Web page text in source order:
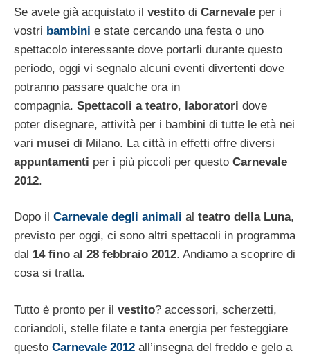
Se avete già acquistato il vestito di Carnevale per i
vostri bambini e state cercando una festa o uno
spettacolo interessante dove portarli durante questo
periodo, oggi vi segnalo alcuni eventi divertenti dove
potranno passare qualche ora in
compagnia. Spettacoli a teatro, laboratori dove
poter disegnare, attività per i bambini di tutte le età nei
vari musei di Milano. La città in effetti offre diversi
appuntamenti per i più piccoli per questo Carnevale
2012.
Dopo il Carnevale degli animali al teatro della Luna,
previsto per oggi, ci sono altri spettacoli in programma
dal 14 fino al 28 febbraio 2012. Andiamo a scoprire di
cosa si tratta.
Tutto è pronto per il vestito? accessori, scherzetti,
coriandoli, stelle filate e tanta energia per festeggiare
questo Carnevale 2012 all’insegna del freddo e gelo a